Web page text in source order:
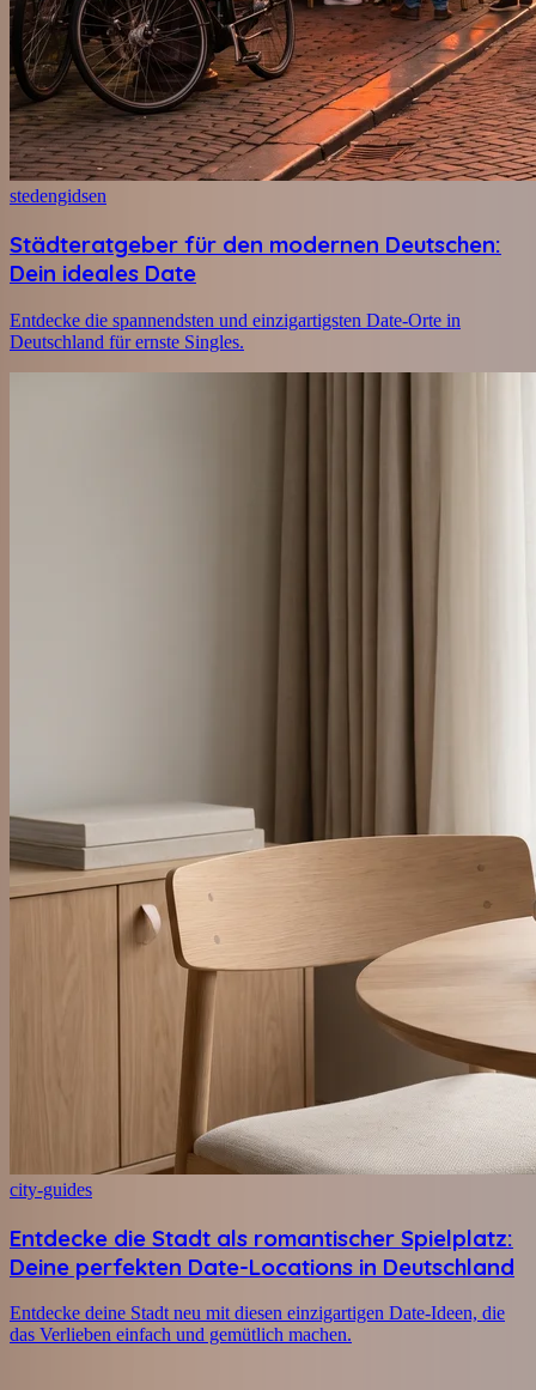
stedengidsen
Städteratgeber für den modernen Deutschen:
Dein ideales Date
Entdecke die spannendsten und einzigartigsten Date-Orte in
Deutschland für ernste Singles.
city-guides
Entdecke die Stadt als romantischer Spielplatz:
Deine perfekten Date-Locations in Deutschland
Entdecke deine Stadt neu mit diesen einzigartigen Date-Ideen, die
das Verlieben einfach und gemütlich machen.